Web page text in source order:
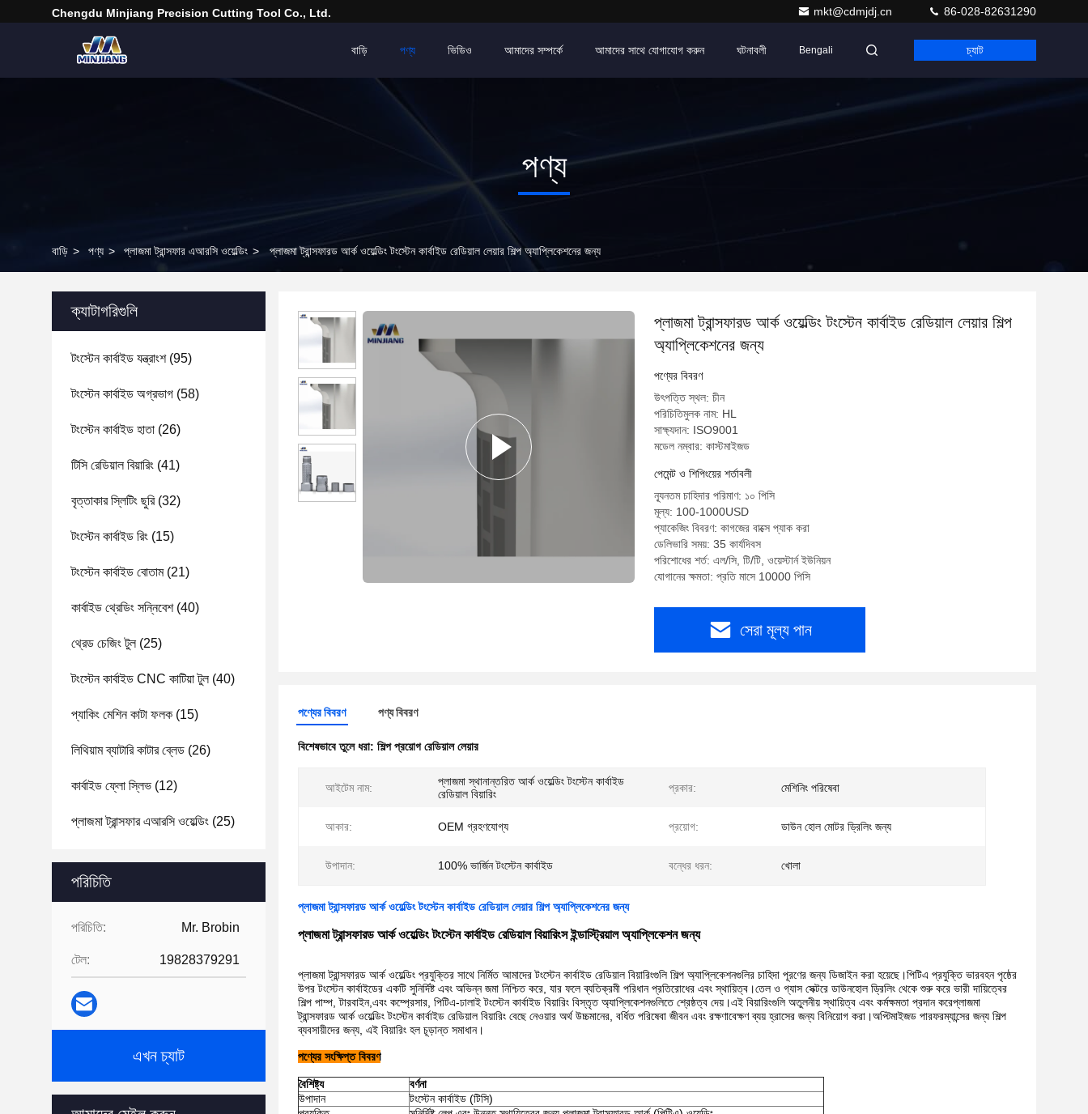
Chengdu Minjiang Precision Cutting Tool Co., Ltd. mkt@cdmjdj.cn 86-028-82631290
বাড়ি পণ্য ভিডিও আমাদের সম্পর্কে আমাদের সাথে যোগাযোগ করুন ঘটনাবলী Bengali চ্যাট
পণ্য
বাড়ি > পণ্য > প্লাজমা ট্রান্সফার এআরসি ওয়েল্ডিং > প্লাজমা ট্রান্সফারড আর্ক ওয়েল্ডিং টংস্টেন কার্বাইড রেডিয়াল লেয়ার শিল্প অ্যাপ্লিকেশনের জন্য
ক্যাটাগরিগুলি
টংস্টেন কার্বাইড যন্ত্রাংশ(95)
টংস্টেন কার্বাইড অগ্রভাগ (58)
টংস্টেন কার্বাইড হাতা (26)
টিসি রেডিয়াল বিয়ারিং (41)
বৃত্তাকার স্লিটিং ছুরি(32)
টংস্টেন কার্বাইড রিং (15)
টংস্টেন কার্বাইড বোতাম(21)
কার্বাইড থ্রেডিং সন্নিবেশ(40)
থ্রেড চেজিং টুল(25)
টংস্টেন কার্বাইড CNC কাটিয়া টুল(40)
প্যাকিং মেশিন কাটা ফলক (15)
লিথিয়াম ব্যাটারি কাটার ব্লেড (26)
কার্বাইড ফ্লো স্লিভ (12)
প্লাজমা ট্রান্সফার এআরসি ওয়েল্ডিং (25)
পরিচিতি
পরিচিতি: Mr. Brobin
টেল: 19828379291
এখন চ্যাট
প্লাজমা ট্রান্সফারড আর্ক ওয়েল্ডিং টংস্টেন কার্বাইড রেডিয়াল লেয়ার শিল্প
অ্যাপ্লিকেশনের জন্য
পণ্যের বিবরণ
উৎপত্তি স্থল: চীন
পরিচিতিমুলক নাম: HL
সাক্ষ্যদান: ISO9001
মডেল নম্বার: কাস্টমাইজড
পেমেন্ট ও শিপিংয়ের শর্তাবলী
ন্যূনতম চাহিদার পরিমাণ: ১০ পিসি
মূল্য: 100-1000USD
প্যাকেজিং বিবরণ: কাগজের বাক্সে প্যাক করা
ডেলিভারি সময়: 35 কার্যদিবস
পরিশোধের শর্ত: এল/সি, টি/টি, ওয়েস্টার্ন ইউনিয়ন
যোগানের ক্ষমতা: প্রতি মাসে 10000 পিসি
সেরা মূল্য পান
পণ্যের বিবরণ পণ্য বিবরণ
বিশেষভাবে তুলে ধরা: শিল্প প্রয়োগ রেডিয়াল লেয়ার
আইটেম নাম:
প্লাজমা স্থানান্তরিত আর্ক ওয়েল্ডিং টংস্টেন কার্বাইড
রেডিয়াল বিয়ারিং
প্রকার: মেশিনিং পরিষেবা
আকার: OEM গ্রহণযোগ্য প্রয়োগ: ডাউন হোল মোটর ড্রিলিং জন্য
উপাদান: 100% ভার্জিন টংস্টেন কার্বাইড বন্ধের ধরন: খোলা
প্লাজমা ট্রান্সফারড আর্ক ওয়েল্ডিং টংস্টেন কার্বাইড রেডিয়াল লেয়ার শিল্প অ্যাপ্লিকেশনের জন্য
প্লাজমা ট্রান্সফারড আর্ক ওয়েল্ডিং টংস্টেন কার্বাইড রেডিয়াল বিয়ারিংস ইন্ডাস্ট্রিয়াল অ্যাপ্লিকেশন জন্য
প্লাজমা ট্রান্সফারড আর্ক ওয়েল্ডিং প্রযুক্তির সাথে নির্মিত আমাদের টংস্টেন কার্বাইড রেডিয়াল বিয়ারিংগুলি শিল্প অ্যাপ্লিকেশনগুলির চাহিদা পূরণের জন্য ডিজাইন করা হয়েছে।পিটিএ প্রযুক্তি ভারবহন পৃষ্ঠের
উপর টংস্টেন কার্বাইডের একটি সুনির্দিষ্ট এবং অভিন্ন জমা নিশ্চিত করে, যার ফলে ব্যতিক্রমী পরিধান প্রতিরোধের এবং স্থায়িত্ব।তেল ও গ্যাস সেক্টরে ডাউনহোল ড্রিলিং থেকে শুরু করে ভারী দায়িত্বের
শিল্প পাম্প, টারবাইন,এবং কম্প্রেসার, পিটিএ-ঢালাই টংস্টেন কার্বাইড বিয়ারিং বিস্তৃত অ্যাপ্লিকেশনগুলিতে শ্রেষ্ঠত্ব দেয়।এই বিয়ারিংগুলি অতুলনীয় স্থায়িত্ব এবং কর্মক্ষমতা প্রদান করেপ্লাজমা
ট্রান্সফারড আর্ক ওয়েল্ডিং টংস্টেন কার্বাইড রেডিয়াল বিয়ারিং বেছে নেওয়ার অর্থ উচ্চমানের, বর্ধিত পরিষেবা জীবন এবং রক্ষণাবেক্ষণ ব্যয় হ্রাসের জন্য বিনিয়োগ করা।অপ্টিমাইজড পারফরম্যান্সের জন্য শিল্প
ব্যবসায়ীদের জন্য, এই বিয়ারিং হল চূড়ান্ত সমাধান।
পণ্যের সংক্ষিপ্ত বিবরণ
বৈশিষ্ট্য
বর্ণনা
উপাদান
টংস্টেন কার্বাইড (টিসি)